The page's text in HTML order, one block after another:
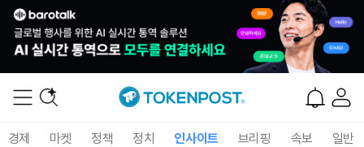
경제 마켓 정책 정치 인사이트 브리핑 속보 일반
Bitcoin (BTC) ₩92,206,721(+0.18%)